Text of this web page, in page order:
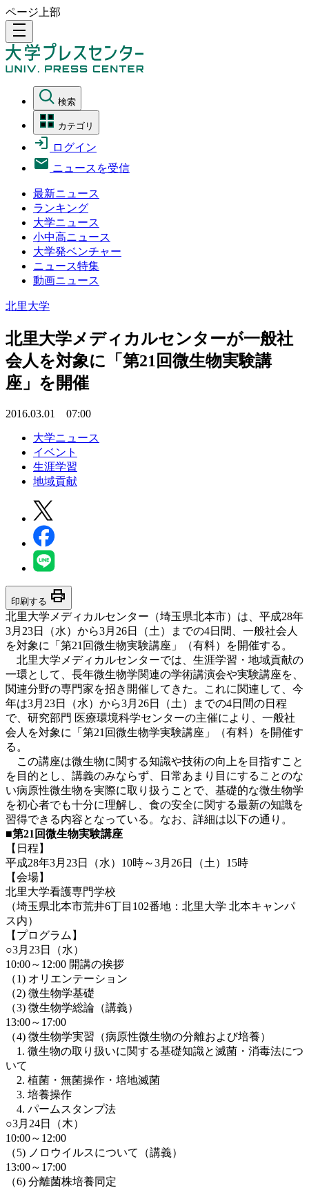
ページ上部
density_medium
検索
カテゴリ
ログイン
ニュースを受信
最新ニュース
ランキング
大学ニュース
小中高ニュース
大学発ベンチャー
ニュース特集
動画ニュース
北里大学
北里大学メディカルセンターが一般社
会人を対象に「第21回微生物実験講
座」を開催
2016.03.01 07:00
大学ニュース
イベント
生涯学習
地域貢献
印刷する print
北里大学メディカルセンター（埼玉県北本市）は、平成28年
3月23日（水）から3月26日（土）までの4日間、一般社会人
を対象に「第21回微生物実験講座」（有料）を開催する。
北里大学メディカルセンターでは、生涯学習・地域貢献の
一環として、長年微生物学関連の学術講演会や実験講座を、
関連分野の専門家を招き開催してきた。これに関連して、今
年は3月23日（水）から3月26日（土）までの4日間の日程
で、研究部門 医療環境科学センターの主催により、一般社
会人を対象に「第21回微生物学実験講座」（有料）を開催す
る。
この講座は微生物に関する知識や技術の向上を目指すこと
を目的とし、講義のみならず、日常あまり目にすることのな
い病原性微生物を実際に取り扱うことで、基礎的な微生物学
を初心者でも十分に理解し、食の安全に関する最新の知識を
習得できる内容となっている。なお、詳細は以下の通り。
■第21回微生物実験講座
【日程】
平成28年3月23日（水）10時～3月26日（土）15時
【会場】
北里大学看護専門学校
（埼玉県北本市荒井6丁目102番地：北里大学 北本キャンパ
ス内）
【プログラム】
○3月23日（水）
10:00～12:00 開講の挨拶
（1) オリエンテーション
（2) 微生物学基礎
（3) 微生物学総論（講義）
13:00～17:00
（4) 微生物学実習（病原性微生物の分離および培養）
1. 微生物の取り扱いに関する基礎知識と滅菌・消毒法につ
いて
2. 植菌・無菌操作・培地滅菌
3. 培養操作
4. パームスタンプ法
○3月24日（木）
10:00～12:00
（5) ノロウイルスについて（講義）
13:00～17:00
（6) 分離菌株培養同定